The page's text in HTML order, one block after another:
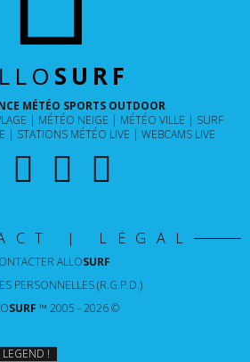
SURF
MÉTÉO SPORTS OUTDOOR
MÉTÉO NEIGE MÉTÉO VILLE
SURF
STATIONS MÉTÉO LIVE WEBCAMS LIVE
| LÉGAL
ALLOSURF
PERSONNELLES (R.G.P.D.)
SURF ™ 2005 - 2026 ©
!